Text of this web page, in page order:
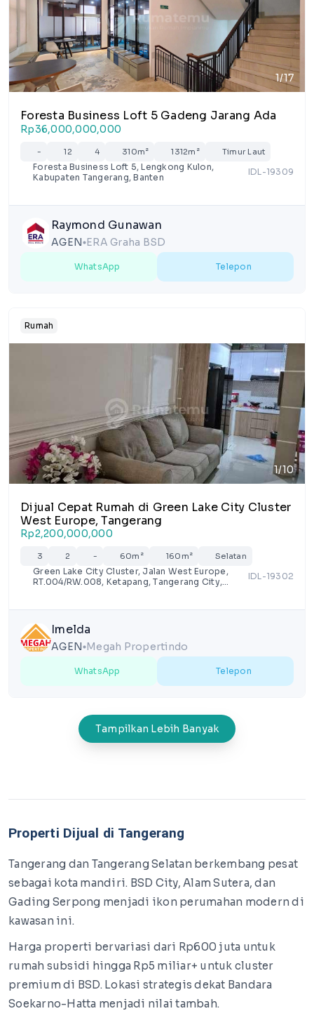
1/17
Foresta Business Loft 5 Gadeng Jarang Ada
Rp36,000,000,000
- 12 4 310m² 1312m² Timur Laut
Foresta Business Loft 5, Lengkong Kulon,
Kabupaten Tangerang, Banten
IDL-19309
Raymond Gunawan
AGEN lens ERA Graha BSD
WhatsApp Telepon
Rumah
1/10
Dijual Cepat Rumah di Green Lake City Cluster
West Europe, Tangerang
Rp2,200,000,000
3 2 - 60m² 160m² Selatan
Green Lake City Cluster, Jalan West Europe,
RT.004/RW.008, Ketapang, Tangerang City,
IDL-19302
Imelda
AGEN lens Megah Propertindo
WhatsApp Telepon
Tampilkan Lebih Banyak
Properti Dijual di Tangerang
Tangerang dan Tangerang Selatan berkembang pesat
sebagai kota mandiri. BSD City, Alam Sutera, dan
Gading Serpong menjadi ikon perumahan modern di
kawasan ini.
Harga properti bervariasi dari Rp600 juta untuk
rumah subsidi hingga Rp5 miliar+ untuk cluster
premium di BSD. Lokasi strategis dekat Bandara
Soekarno-Hatta menjadi nilai tambah.